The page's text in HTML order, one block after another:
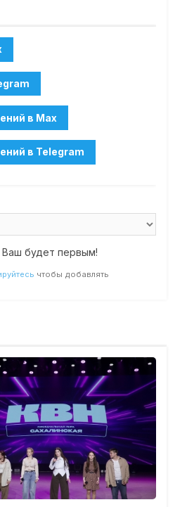
будет первым!
чтобы добавлять